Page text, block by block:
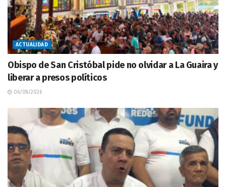
ACTUALIDAD
Obispo de San Cristóbal pide no olvidar a La Guaira y
liberar a presos políticos
06/08/2026